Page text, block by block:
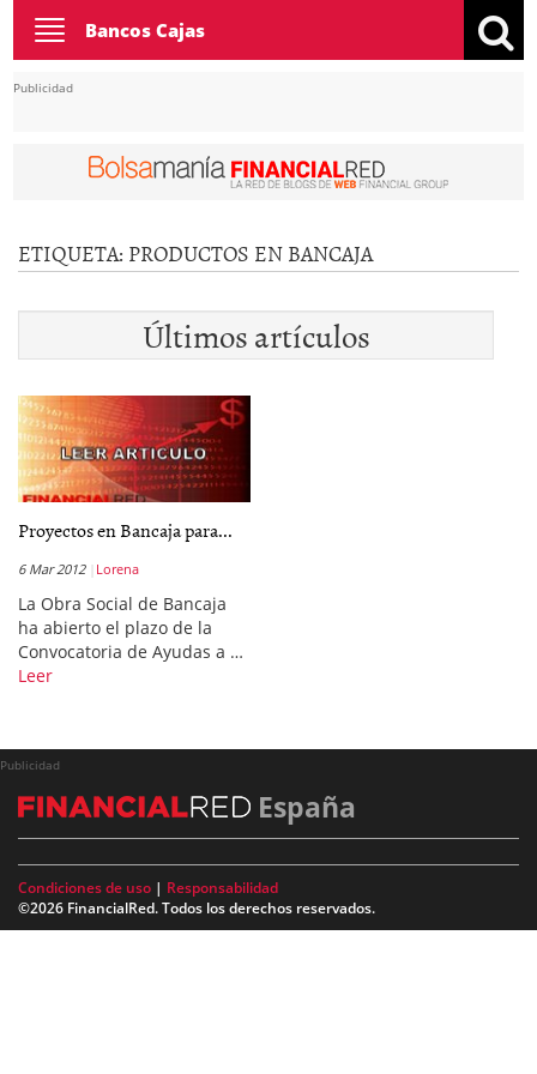
Toggle
navigation
Bancos Cajas
Publicidad
ETIQUETA: PRODUCTOS EN BANCAJA
Últimos artículos
Proyectos en Bancaja para...
6 Mar 2012 Lorena
La Obra Social de Bancaja
ha abierto el plazo de la
Convocatoria de Ayudas a …
Leer
Publicidad
España
Condiciones de uso | Responsabilidad
©2026 FinancialRed. Todos los derechos reservados.